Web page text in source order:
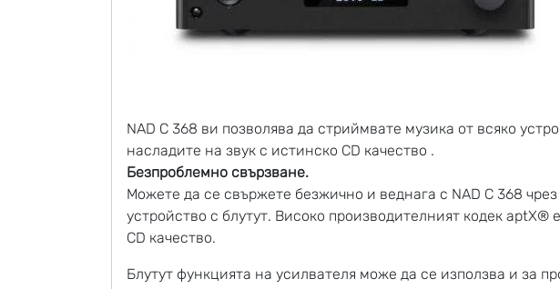
NAD C 368 ви позволява да стриймвате музика от всяко
насладите на звук с истинско CD качество .
Безпроблемно свързване.
​Можете да се свържете безжично и веднага с NAD C 368
устройство с блутут. Високо производителният кодек
CD качество.
Блутут функцията на усилвателя може да се използва и за